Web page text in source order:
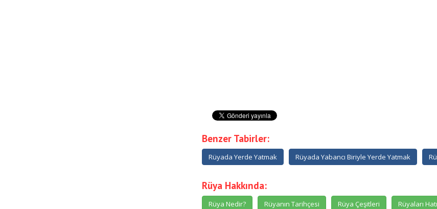
Benzer Tabirler:
Rüyada Yerde Yatmak Rüyada Yabancı Biriyle Yerde Yatmak
Rüya Hakkında:
Rüya Nedir? Rüyanın Tarihçesi Rüya Çeşitleri Rüyaları